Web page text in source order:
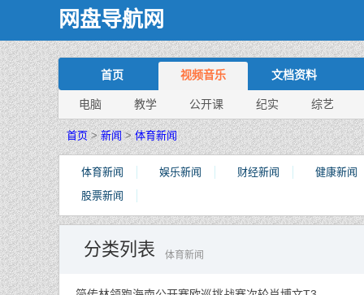
网盘导航网
首页 视频音乐 文档资料
电脑 教学 公开课 纪实 综艺
首页>新闻>体育新闻
体育新闻 娱乐新闻 财经新闻 健康新闻
股票新闻
体育新闻
分类列表